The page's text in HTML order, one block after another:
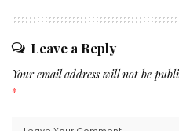
Leave a Reply
Your email address will not be
*